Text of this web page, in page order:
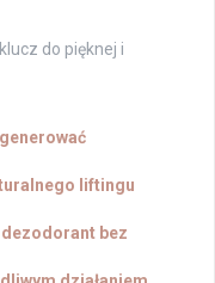
do pięknej i
liftingu
bez